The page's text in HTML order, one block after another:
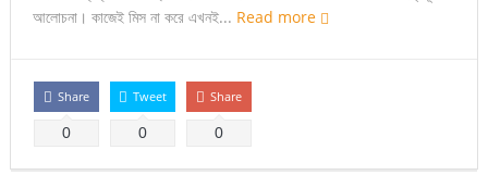
আলোচনা। কাজেই মিস না করে এখনই... Read more
Share
0
Tweet
0
Share
0